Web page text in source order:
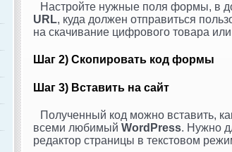
Настройте нужные поля формы, в
URL, куда должен отправиться
на скачивание цифрового товара
Шаг 2) Скопировать код формы
Шаг 3) Вставить на сайт
Полученный код можно вставить,
всеми любимый WordPress. Нужно
редактор страницы в текстовом